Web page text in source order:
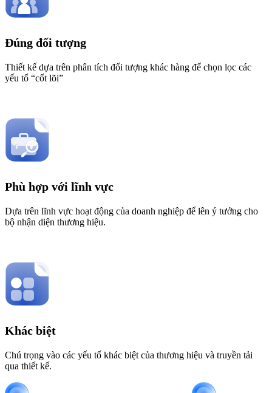
Đúng đối tượng
Thiết kế dựa trên phân tích đối tượng khác hàng để chọn lọc các
yếu tố “cốt lõi”
Phù hợp với lĩnh vực
Dựa trên lĩnh vực hoạt động của doanh nghiệp để lên ý tưởng cho
bộ nhận diện thương hiệu.
Khác biệt
Chú trọng vào các yếu tố khác biệt của thương hiệu và truyền tải
qua thiết kế.